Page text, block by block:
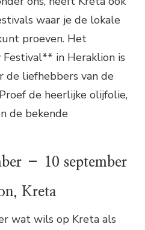
waar je de lokale
proeven. Het
in Heraklion is
de liefhebbers van de
de heerlijke olijfolie,
de bekende
– 10 september
Kreta
wat wils op Kreta als